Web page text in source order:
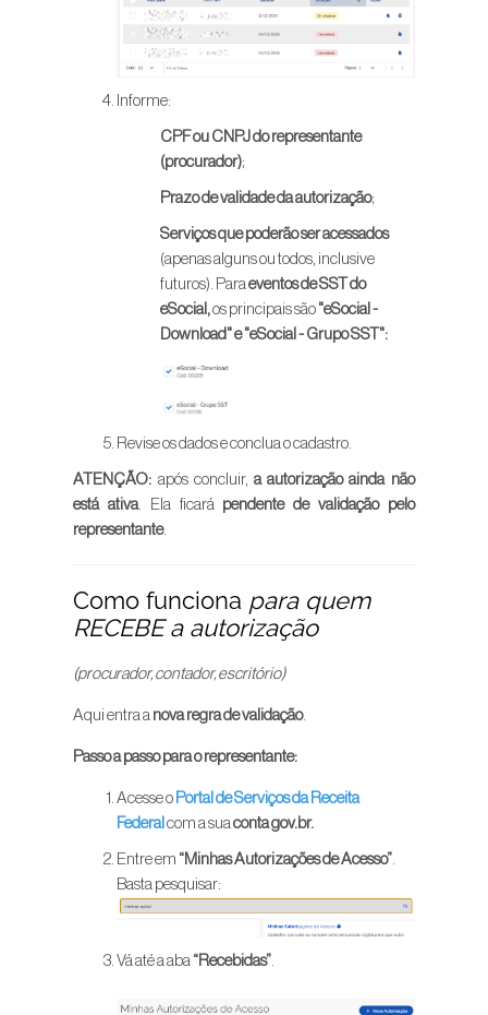
Informe:
CPF ou CNPJ do representante
(procurador);
Prazo de validade da autorização;
Serviços que poderão ser acessados
(apenas alguns ou todos, inclusive
futuros). Paraeventos de SST do
eSocial,os principais são "eSocial -
Download" e "eSocial - Grupo SST":
Revise os dados e conclua o cadastro.
ATENÇÃO: após concluir, a autorização ainda não
está ativa. Ela ficará pendente de validação pelo
representante.
Como funciona para quem
RECEBE a autorização
(procurador, contador, escritório)
Aqui entra a nova regra de validação.
Passo a passo para o representante:
Acesse o Portal de Serviços da Receita
Federal com a sua conta gov.br.
Entre em “Minhas Autorizações de Acesso”
Basta pesquisar:
Vá até a aba “Recebidas”.